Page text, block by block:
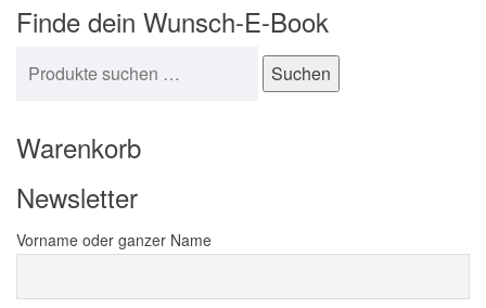
Finde dein Wunsch-E-Book
Suchen
Warenkorb
Newsletter
Vorname oder ganzer Name